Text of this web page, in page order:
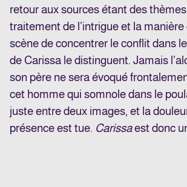
retour aux sources étant des
traitement de l’intrigue et la manière
scène de concentrer le conflit dans
de Carissa le distinguent. Jamais
son père ne sera évoqué
cet homme qui somnole dans le
juste entre deux images, et la
présence est tue. Carissaest donc